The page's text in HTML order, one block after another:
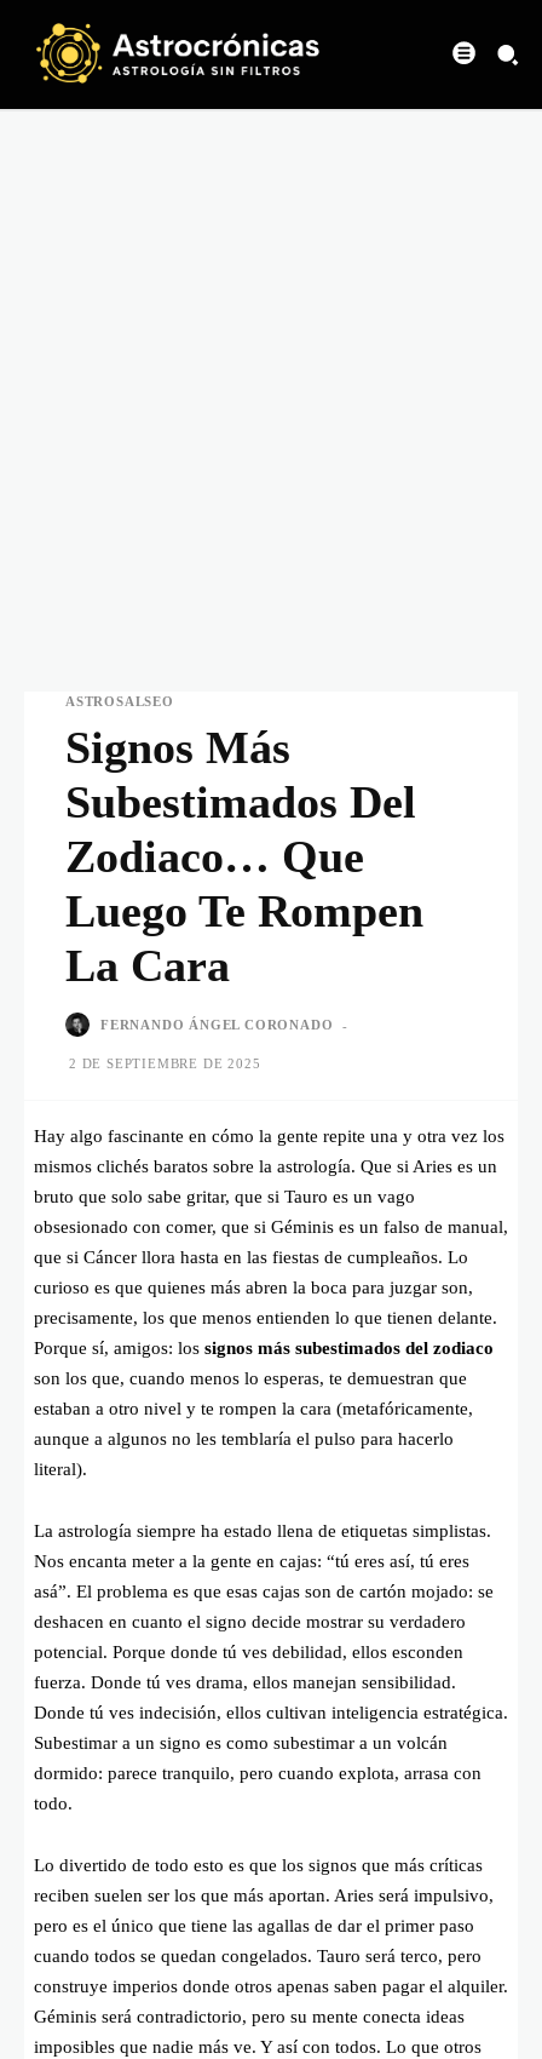
ASTROSALSEO
Signos Más
Subestimados Del
Zodiaco… Que
Luego Te Rompen
La Cara
FERNANDO ÁNGEL CORONADO -
2 DE SEPTIEMBRE DE 2025
Hay algo fascinante en cómo la gente repite una y otra vez los
mismos clichés baratos sobre la astrología. Que si Aries es un
bruto que solo sabe gritar, que si Tauro es un vago
obsesionado con comer, que si Géminis es un falso de manual,
que si Cáncer llora hasta en las fiestas de cumpleaños. Lo
curioso es que quienes más abren la boca para juzgar son,
precisamente, los que menos entienden lo que tienen delante.
Porque sí, amigos: los signos más subestimados del zodiaco
son los que, cuando menos lo esperas, te demuestran que
estaban a otro nivel y te rompen la cara (metafóricamente,
aunque a algunos no les temblaría el pulso para hacerlo
literal).
La astrología siempre ha estado llena de etiquetas simplistas.
Nos encanta meter a la gente en cajas: “tú eres así, tú eres
asá”. El problema es que esas cajas son de cartón mojado: se
deshacen en cuanto el signo decide mostrar su verdadero
potencial. Porque donde tú ves debilidad, ellos esconden
fuerza. Donde tú ves drama, ellos manejan sensibilidad.
Donde tú ves indecisión, ellos cultivan inteligencia estratégica.
Subestimar a un signo es como subestimar a un volcán
dormido: parece tranquilo, pero cuando explota, arrasa con
todo.
Lo divertido de todo esto es que los signos que más críticas
reciben suelen ser los que más aportan. Aries será impulsivo,
pero es el único que tiene las agallas de dar el primer paso
cuando todos se quedan congelados. Tauro será terco, pero
construye imperios donde otros apenas saben pagar el alquiler.
Géminis será contradictorio, pero su mente conecta ideas
imposibles que nadie más ve. Y así con todos. Lo que otros